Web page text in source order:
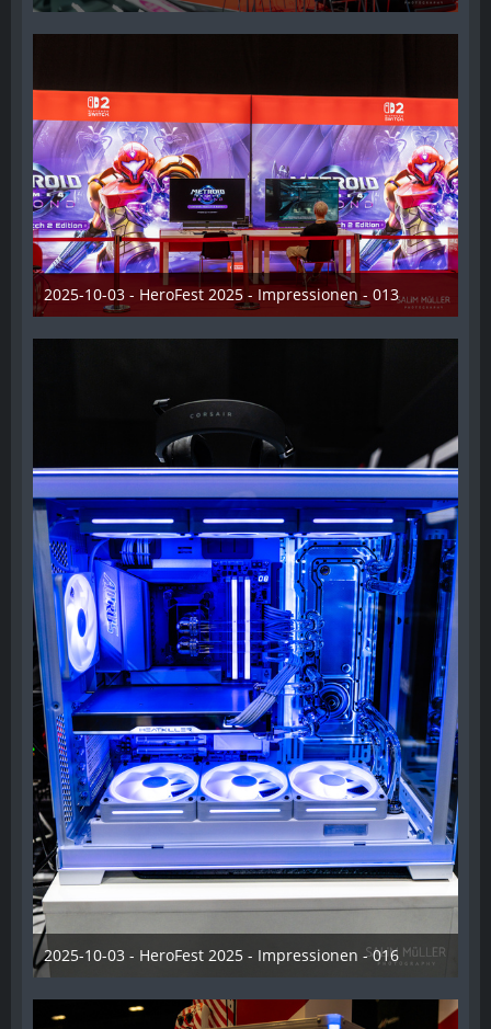
21. Oktober 2025
2025-10-03 - HeroFest 2025 - Impressionen - 013
21. Oktober 2025
2025-10-03 - HeroFest 2025 - Impressionen - 016